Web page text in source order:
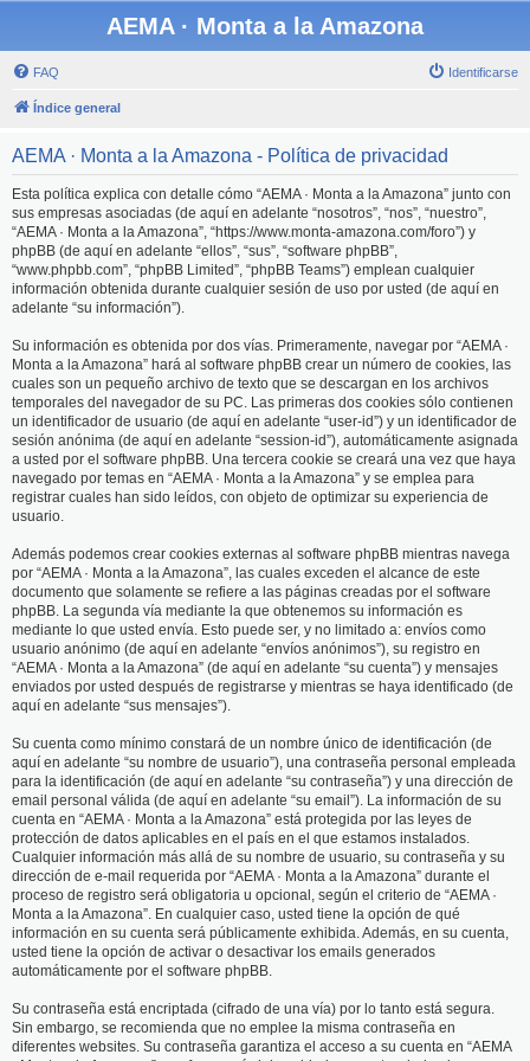
AEMA · Monta a la Amazona
FAQ Identificarse
Índice general
AEMA · Monta a la Amazona - Política de privacidad
Esta política explica con detalle cómo “AEMA · Monta a la Amazona” junto con
sus empresas asociadas (de aquí en adelante “nosotros”, “nos”, “nuestro”,
“AEMA · Monta a la Amazona”, “https://www.monta-amazona.com/foro”) y
phpBB (de aquí en adelante “ellos”, “sus”, “software phpBB”,
“www.phpbb.com”, “phpBB Limited”, “phpBB Teams”) emplean cualquier
información obtenida durante cualquier sesión de uso por usted (de aquí en
adelante “su información”).
Su información es obtenida por dos vías. Primeramente, navegar por “AEMA ·
Monta a la Amazona” hará al software phpBB crear un número de cookies, las
cuales son un pequeño archivo de texto que se descargan en los archivos
temporales del navegador de su PC. Las primeras dos cookies sólo contienen
un identificador de usuario (de aquí en adelante “user-id”) y un identificador de
sesión anónima (de aquí en adelante “session-id”), automáticamente asignada
a usted por el software phpBB. Una tercera cookie se creará una vez que haya
navegado por temas en “AEMA · Monta a la Amazona” y se emplea para
registrar cuales han sido leídos, con objeto de optimizar su experiencia de
usuario.
Además podemos crear cookies externas al software phpBB mientras navega
por “AEMA · Monta a la Amazona”, las cuales exceden el alcance de este
documento que solamente se refiere a las páginas creadas por el software
phpBB. La segunda vía mediante la que obtenemos su información es
mediante lo que usted envía. Esto puede ser, y no limitado a: envíos como
usuario anónimo (de aquí en adelante “envíos anónimos”), su registro en
“AEMA · Monta a la Amazona” (de aquí en adelante “su cuenta”) y mensajes
enviados por usted después de registrarse y mientras se haya identificado (de
aquí en adelante “sus mensajes”).
Su cuenta como mínimo constará de un nombre único de identificación (de
aquí en adelante “su nombre de usuario”), una contraseña personal empleada
para la identificación (de aquí en adelante “su contraseña”) y una dirección de
email personal válida (de aquí en adelante “su email”). La información de su
cuenta en “AEMA · Monta a la Amazona” está protegida por las leyes de
protección de datos aplicables en el país en el que estamos instalados.
Cualquier información más allá de su nombre de usuario, su contraseña y su
dirección de e-mail requerida por “AEMA · Monta a la Amazona” durante el
proceso de registro será obligatoria u opcional, según el criterio de “AEMA ·
Monta a la Amazona”. En cualquier caso, usted tiene la opción de qué
información en su cuenta será públicamente exhibida. Además, en su cuenta,
usted tiene la opción de activar o desactivar los emails generados
automáticamente por el software phpBB.
Su contraseña está encriptada (cifrado de una vía) por lo tanto está segura.
Sin embargo, se recomienda que no emplee la misma contraseña en
diferentes websites. Su contraseña garantiza el acceso a su cuenta en “AEMA